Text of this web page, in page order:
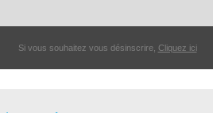
Si vous souhaitez vous désinscrire, Cliquez ici